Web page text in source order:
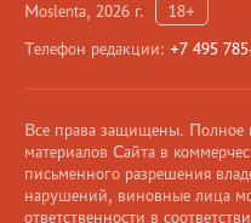
Moslenta, 2026 г.
18+
Телефон редакции: +7 495
Все права защищены. Полное
материалов Сайта в
письменного разрешения
нарушений, виновные лица
ответственности в